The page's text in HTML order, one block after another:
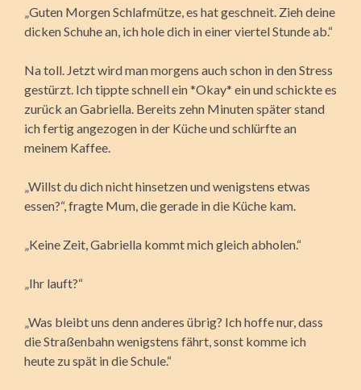
„Guten Morgen Schlafmütze, es hat geschneit. Zieh deine
dicken Schuhe an, ich hole dich in einer viertel Stunde ab.“
Na toll. Jetzt wird man morgens auch schon in den Stress
gestürzt. Ich tippte schnell ein *Okay* ein und schickte es
zurück an Gabriella. Bereits zehn Minuten später stand
ich fertig angezogen in der Küche und schlürfte an
meinem Kaffee.
„Willst du dich nicht hinsetzen und wenigstens etwas
essen?“, fragte Mum, die gerade in die Küche kam.
„Keine Zeit, Gabriella kommt mich gleich abholen.“
„Ihr lauft?“
„Was bleibt uns denn anderes übrig? Ich hoffe nur, dass
die Straßenbahn wenigstens fährt, sonst komme ich
heute zu spät in die Schule.“